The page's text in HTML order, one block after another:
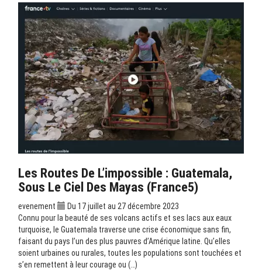
Les Routes De L’impossible : Guatemala,
Sous Le Ciel Des Mayas (France5)
evenement
Du 17 juillet au 27 décembre 2023
Connu pour la beauté de ses volcans actifs et ses lacs aux eaux
turquoise, le Guatemala traverse une crise économique sans fin,
faisant du pays l’un des plus pauvres d’Amérique latine. Qu’elles
soient urbaines ou rurales, toutes les populations sont touchées et
s’en remettent à leur courage ou (…)